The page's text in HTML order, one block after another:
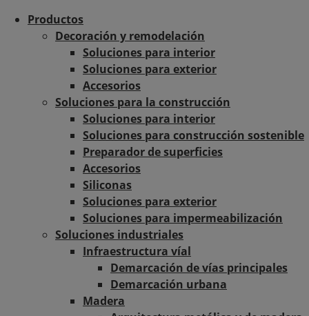
Productos
Decoración y remodelación
Soluciones para interior
Soluciones para exterior
Accesorios
Soluciones para la construcción
Soluciones para interior
Soluciones para construcción sostenible
Preparador de superficies
Accesorios
Siliconas
Soluciones para exterior
Soluciones para impermeabilización
Soluciones industriales
Infraestructura víal
Demarcación de vías principales
Demarcación urbana
Madera